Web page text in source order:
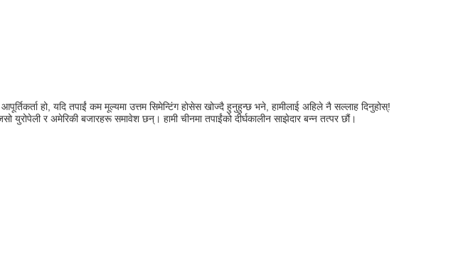
हो, यदि तपाईं कम मूल्यमा उत्तम सिमेन्टिंग होसेस खोज्दै हुनुहुन्छ भने, हामीलाई अहिले नै सल्लाह दिनुहोस्!
युरोपेली र अमेरिकी बजारहरू समावेश छन्। हामी चीनमा तपाईंको दीर्घकालीन साझेदार बन्न तत्पर छौं।